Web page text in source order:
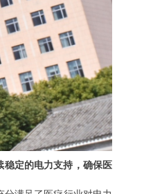
稳定的电力支持，确保医